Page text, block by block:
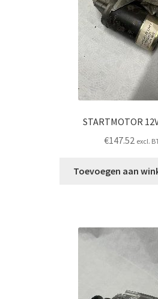
STARTMOTOR
€147.52 excl.
Toevoegen aan